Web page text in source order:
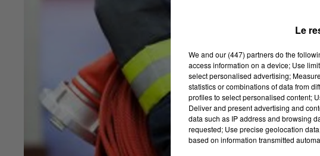
Le
We and our (447) partnersdo the
access information on a device; Use
select personalised advertising;
statistics or combinations of data from
profiles to select personalised content;
Deliver and present advertising and
data such as IP address and browsing
requested; Use precise geolocation
based on information transmitted